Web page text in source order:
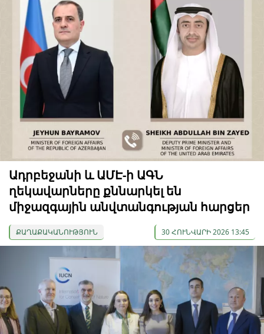
Ադրբեջանի և ԱՄԷ-ի ԱԳՆ
ղեկավարները քննարկել են
միջազգային անվտանգության հարցեր
ՔԱՂԱՔԱԿԱՆՈՒԹՅՈՒՆ 30 ՀՈՒՆՎԱՐԻ 2026 13:45